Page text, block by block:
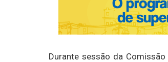
Durante sessão da